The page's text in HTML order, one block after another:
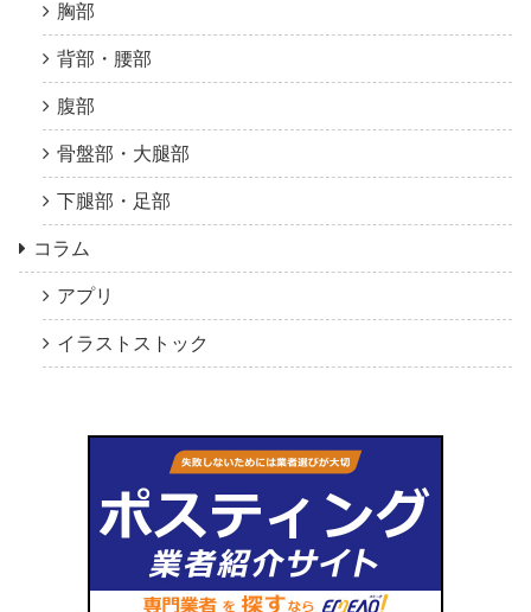
胸部
背部・腰部
腹部
骨盤部・大腿部
下腿部・足部
コラム
アプリ
イラストストック